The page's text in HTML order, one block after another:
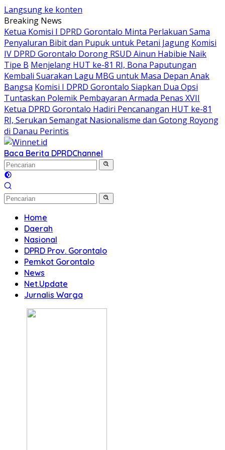
Langsung ke konten
Breaking News
Ketua Komisi I DPRD Gorontalo Minta Perlakuan Sama
Penyaluran Bibit dan Pupuk untuk Petani Jagung Komisi
IV DPRD Gorontalo Dorong RSUD Ainun Habibie Naik
Tipe B Menjelang HUT ke-81 RI, Bona Paputungan
Kembali Suarakan Lagu MBG untuk Masa Depan Anak
Bangsa Komisi I DPRD Gorontalo Siapkan Dua Opsi
Tuntaskan Polemik Pembayaran Armada Penas XVII
Ketua DPRD Gorontalo Hadiri Pencanangan HUT ke-81
RI, Serukan Semangat Nasionalisme dan Gotong Royong
di Danau Perintis
Baca Berita DPRDChannel
Home
Daerah
Nasional
DPRD Prov. Gorontalo
Pemkot Gorontalo
News
Net.Update
Jurnalis Warga